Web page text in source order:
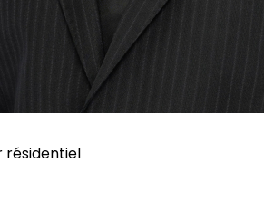
résidentiel